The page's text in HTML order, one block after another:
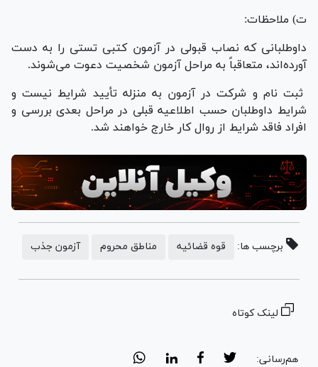
ت) ملاحظات:
داوطلبانی که نصاب قبولی در آزمون کتبی تستی را به دست
آورده‌اند، متعاقباً به مراحل آزمون شخصیت دعوت می‌شوند.
ثبت نام و شرکت در آزمون به منزله تأیید شرایط نیست و
شرایط داوطلبان حسب اطلاعیه قبلی در مراحل بعدی بررسی و
افراد فاقد شرایط از روال کار خارج خواهند شد.
برچسب ها: قوه قضائیه مناطق محروم آزمون جذب
لینک کوتاه
هم‌رسانی: